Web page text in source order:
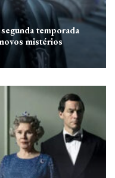
temporada
mistérios